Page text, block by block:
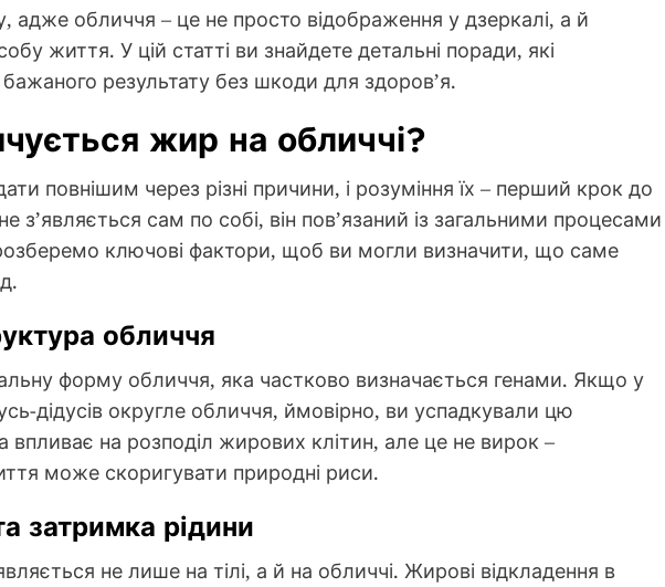
адже обличчя – це не просто відображення у дзеркалі, а й
життя. У цій статті ви знайдете детальні поради, які
результату без шкоди для здоров’я.
жир на обличчі?
повнішим через різні причини, і розуміння їх – перший крок до
з’являється сам по собі, він пов’язаний із загальними процесами
ключові фактори, щоб ви могли визначити, що саме
обличчя
форму обличчя, яка частково визначається генами. Якщо у
дідусів округле обличчя, ймовірно, ви успадкували цю
впливає на розподіл жирових клітин, але це не вирок –
може скоригувати природні риси.
затримка рідини
не лише на тілі, а й на обличчі. Жирові відкладення в